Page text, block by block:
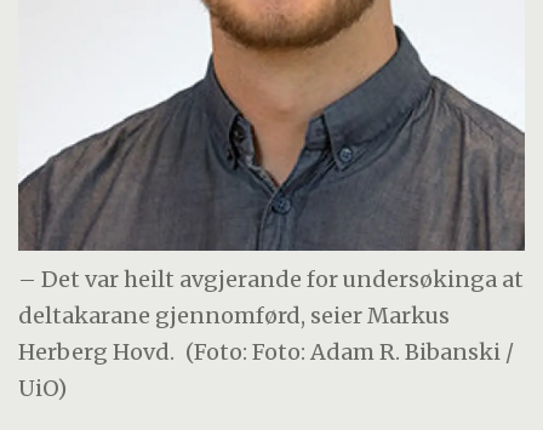
– Det var heilt avgjerande for undersøkinga at
deltakarane gjennomførd, seier Markus
Herberg Hovd. (Foto: Foto: Adam R. Bibanski /
UiO)